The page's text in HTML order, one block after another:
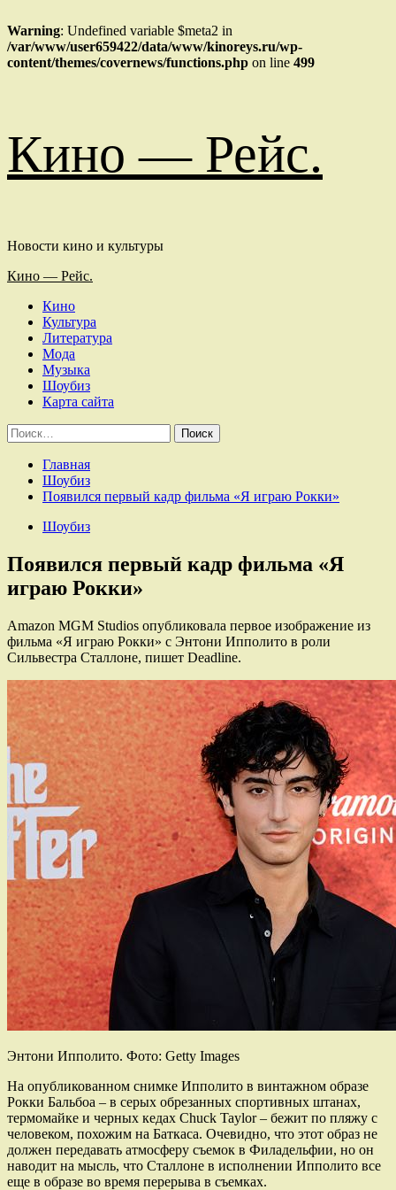
Warning: Undefined variable $meta2 in
/var/www/user659422/data/www/kinoreys.ru/wp-
content/themes/covernews/functions.php on line 499
содержимому
Кино — Рейс.
Новости кино и культуры
Основное
Кино — Рейс.
Кино
Культура
Литература
Мода
Музыка
Шоубиз
Карта сайта
Найти:
Главная
Шоубиз
Появился первый кадр фильма «Я играю Рокки»
Шоубиз
Появился первый кадр фильма «Я
играю Рокки»
Amazon MGM Studios опубликовала первое изображение из
фильма «Я играю Рокки» с Энтони Ипполито в роли
Сильвестра Сталлоне, пишет Deadline.
Энтони Ипполито. Фото: Getty Images
На опубликованном снимке Ипполито в винтажном образе
Рокки Бальбоа – в серых обрезанных спортивных штанах,
термомайке и черных кедах Chuck Taylor – бежит по пляжу с
человеком, похожим на Баткаса. Очевидно, что этот образ не
должен передавать атмосферу съемок в Филадельфии, но он
наводит на мысль, что Сталлоне в исполнении Ипполито все
еще в образе во время перерыва в съемках.